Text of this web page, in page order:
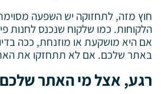
חוץ מזה, לתחזוקה יש השפעה מסוימת
הלקוחות. כמו שלקוח שנכנס לחנות
אם היא מושקעת או מוזנחת, ככה
באתר שלכם. אם לא תתחזקו את
רגע, אצל מי האתר שלכם